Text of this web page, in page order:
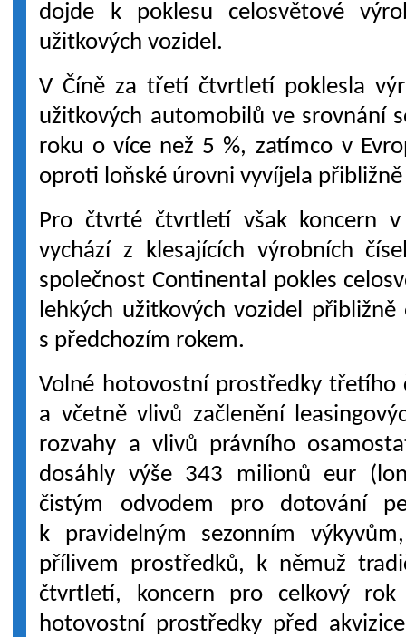
dojde k poklesu celosvětové
užitkových vozidel.
V Číně za třetí čtvrtletí poklesla
užitkových automobilů ve srovnání
roku o více než 5 %, zatímco v
oproti loňské úrovni vyvíjela
Pro čtvrté čtvrtletí však koncern
vychází z klesajících výrobních
společnost Continental pokles
lehkých užitkových vozidel
s předchozím rokem.
Volné hotovostní prostředky třetího
a včetně vlivů začlenění
rozvahy a vlivů právního
dosáhly výše 343 milionů eur
čistým odvodem pro dotování
k pravidelným sezonním
přílivem prostředků, k němuž
čtvrtletí, koncern pro celkový
hotovostní prostředky před